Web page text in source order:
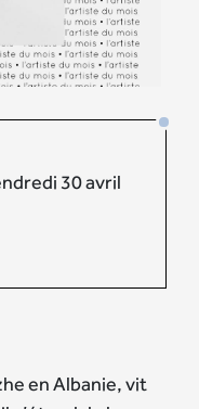
30 avril
en Albanie, vit